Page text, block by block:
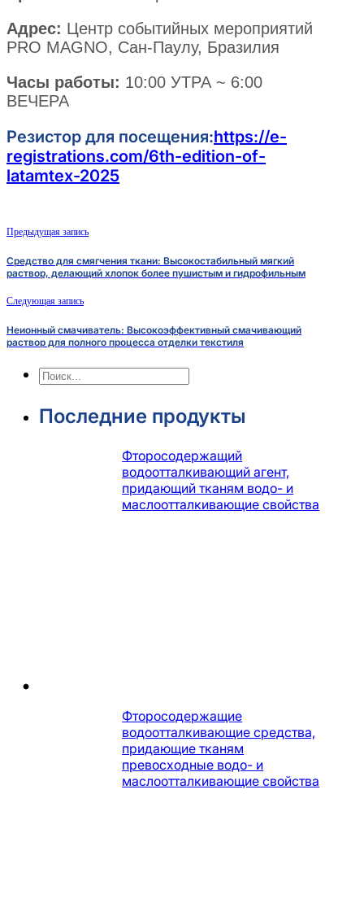
Адрес: Центр событийных мероприятий
PRO MAGNO, Сан-Паулу, Бразилия
Часы работы: 10:00 УТРА ~ 6:00
ВЕЧЕРА
Резистор для посещения:https://e-
registrations.com/6th-edition-of-
latamtex-2025
Предыдущая запись
Средство для смягчения ткани: Высокостабильный мягкий
раствор, делающий хлопок более пушистым и гидрофильным
Следующая запись
Неионный смачиватель: Высокоэффективный смачивающий
раствор для полного процесса отделки текстиля
Поиск
Последние продукты
Фторосодержащий
водоотталкивающий агент,
придающий тканям водо- и
маслоотталкивающие свойства
Фторосодержащие
водоотталкивающие средства,
придающие тканям
превосходные водо- и
маслоотталкивающие свойства